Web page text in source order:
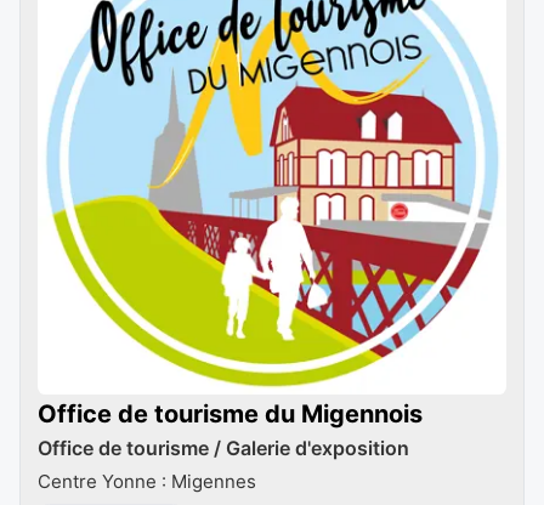
Office de tourisme du Migennois
Office de tourisme / Galerie d'exposition
Centre Yonne : Migennes